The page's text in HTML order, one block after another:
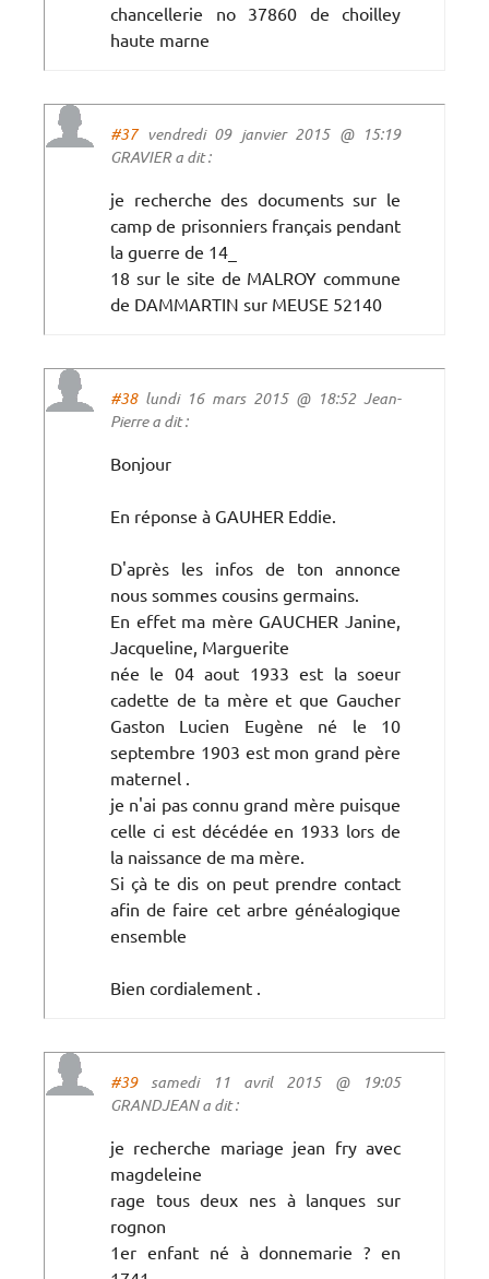
chancellerie no 37860 de choilley
haute marne
#37vendredi 09 janvier 2015 @ 15:19
GRAVIER a dit :
je recherche des documents sur le
camp de prisonniers français pendant
la guerre de 14_
18 sur le site de MALROY commune
de DAMMARTIN sur MEUSE 52140
#38lundi 16 mars 2015 @ 18:52 Jean-
Pierre a dit :
Bonjour
En réponse à GAUHER Eddie.
D'après les infos de ton annonce
nous sommes cousins germains.
En effet ma mère GAUCHER Janine,
Jacqueline, Marguerite
née le 04 aout 1933 est la soeur
cadette de ta mère et que Gaucher
Gaston Lucien Eugène né le 10
septembre 1903 est mon grand père
maternel .
je n'ai pas connu grand mère puisque
celle ci est décédée en 1933 lors de
la naissance de ma mère.
Si çà te dis on peut prendre contact
afin de faire cet arbre généalogique
ensemble
Bien cordialement .
#39samedi 11 avril 2015 @ 19:05
GRANDJEAN a dit :
je recherche mariage jean fry avec
magdeleine
rage tous deux nes à lanques sur
rognon
1er enfant né à donnemarie ? en